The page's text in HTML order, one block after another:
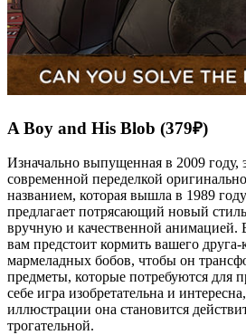
A Boy and His Blob (379₽)
Изначально выпущенная в 2009 году,
современной переделкой
названием, которая вышла в 1989
предлагает потрясающий новый
вручную и качественной
вам предстоит кормить вашего
мармеладных бобов, чтобы он
предметы, которые потребуются для
себе игра изобретательна и
иллюстрации она становится
трогательной.